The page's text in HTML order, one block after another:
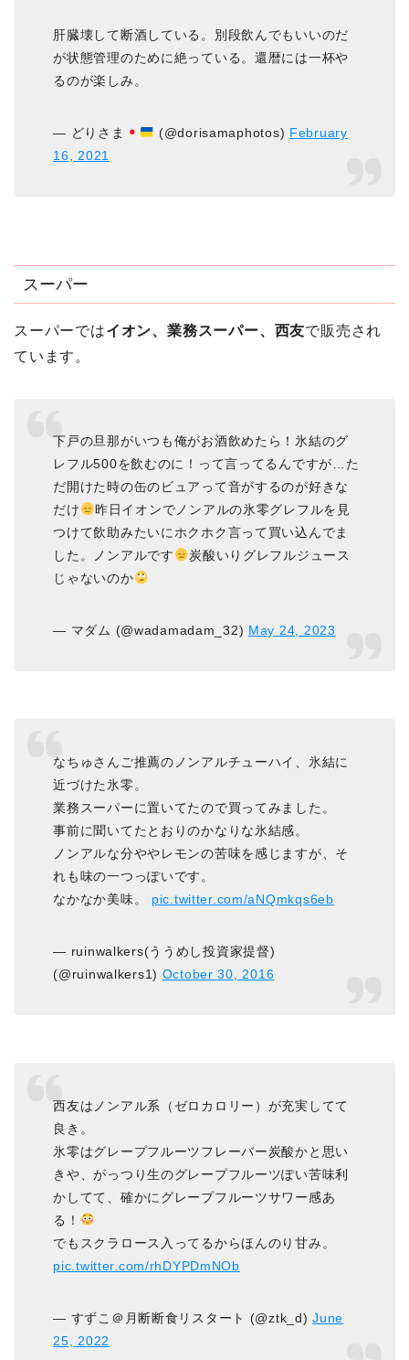
肝臓壊して断酒している。別段飲んでもいいのだ
が状態管理のために絶っている。還暦には一杯や
るのが楽しみ。
— どりさま (@dorisamaphotos) February
16, 2021
スーパー
スーパーではイオン、業務スーパー、西友で販売され
ています。
下戸の旦那がいつも俺がお酒飲めたら！氷結のグ
レフル500を飲むのに！って言ってるんですが…た
だ開けた時の缶のビュアって音がするのが好きな
だけ
昨日イオンでノンアルの氷零グレフルを見
つけて飲助みたいにホクホク言って買い込んでま
した。ノンアルです
炭酸いりグレフルジュース
じゃないのか
— マダム (@wadamadam_32) May 24, 2023
なちゅさんご推薦のノンアルチューハイ、氷結に
近づけた氷零。
業務スーパーに置いてたので買ってみました。
事前に聞いてたとおりのかなりな氷結感。
ノンアルな分ややレモンの苦味を感じますが、そ
れも味の一つっぽいです。
なかなか美味。 pic.twitter.com/aNQmkqs6eb
— ruinwalkers(ううめし投資家提督)
(@ruinwalkers1) October 30, 2016
西友はノンアル系（ゼロカロリー）が充実してて
良き。
氷零はグレープフルーツフレーバー炭酸かと思い
きや、がっつり生のグレープフルーツぽい苦味利
かしてて、確かにグレープフルーツサワー感あ
る！
でもスクラロース入ってるからほんのり甘み。
pic.twitter.com/rhDYPDmNOb
— すずこ＠月断断食リスタート (@ztk_d)June
25, 2022